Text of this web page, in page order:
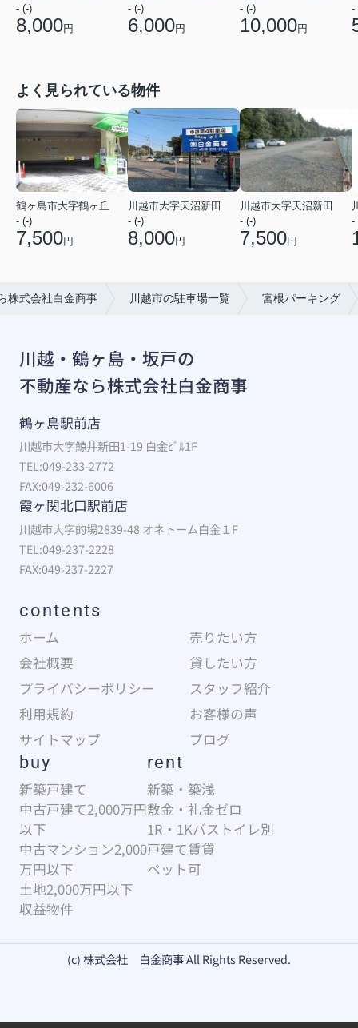
- (-)
8,000円
- (-)
6,000円
- (-)
10,000円
-
よく見られている物件
鶴ヶ島市大字鶴ヶ丘
- (-)
7,500円
川越市大字天沼新田
- (-)
8,000円
川越市大字天沼新田
- (-)
7,500円
-
株式会社白金商事 川越市の駐車場一覧 宮根パーキング
川越・鶴ヶ島・坂戸の
不動産なら株式会社白金商事
鶴ヶ島駅前店
川越市大字鯨井新田1-19 白金ﾋﾞﾙ1F
TEL:049-233-2772
FAX:049-232-6006
霞ヶ関北口駅前店
川越市大字的場2839-48 オネトーム白金１F
TEL:049-237-2228
FAX:049-237-2227
contents
ホーム
売りたい方
会社概要
貸したい方
プライバシーポリシー
スタッフ紹介
利用規約
お客様の声
サイトマップ
ブログ
buy
新築戸建て
中古戸建て2,000万円
以下
中古マンション2,000
万円以下
土地2,000万円以下
収益物件
rent
新築・築浅
敷金・礼金ゼロ
1R・1Kバストイレ別
戸建て賃貸
ペット可
(c) 株式会社 白金商事 All Rights Reserved.